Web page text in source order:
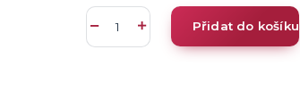
Přidat do košíku